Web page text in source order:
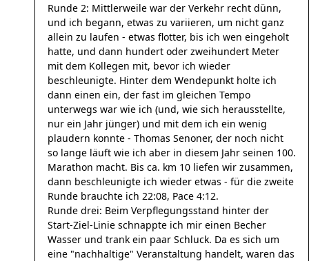
Runde 2: Mittlerweile war der Verkehr recht dünn,
und ich begann, etwas zu variieren, um nicht ganz
allein zu laufen - etwas flotter, bis ich wen eingeholt
hatte, und dann hundert oder zweihundert Meter
mit dem Kollegen mit, bevor ich wieder
beschleunigte. Hinter dem Wendepunkt holte ich
dann einen ein, der fast im gleichen Tempo
unterwegs war wie ich (und, wie sich herausstellte,
nur ein Jahr jünger) und mit dem ich ein wenig
plaudern konnte - Thomas Senoner, der noch nicht
so lange läuft wie ich aber in diesem Jahr seinen 100.
Marathon macht. Bis ca. km 10 liefen wir zusammen,
dann beschleunigte ich wieder etwas - für die zweite
Runde brauchte ich 22:08, Pace 4:12.
Runde drei: Beim Verpflegungsstand hinter der
Start-Ziel-Linie schnappte ich mir einen Becher
Wasser und trank ein paar Schluck. Da es sich um
eine "nachhaltige" Veranstaltung handelt, waren das